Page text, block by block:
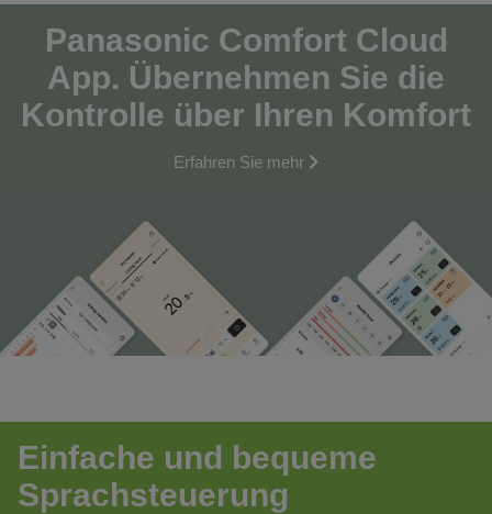
Panasonic Comfort Cloud
App. Übernehmen Sie die
Kontrolle über Ihren Komfort
Erfahren Sie mehr
Einfache und bequeme
Sprachsteuerung